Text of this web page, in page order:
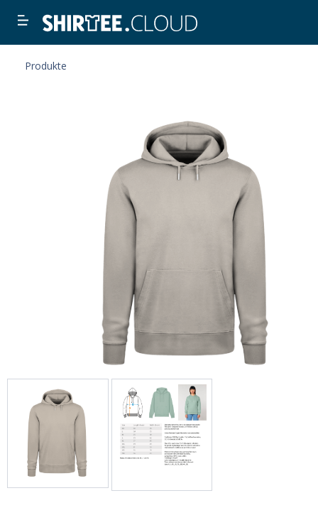
Produkte